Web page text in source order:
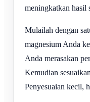
meningkatkan hasil
Mulailah dengan
magnesium Anda
Anda merasakan
Kemudian
Penyesuaian kecil,